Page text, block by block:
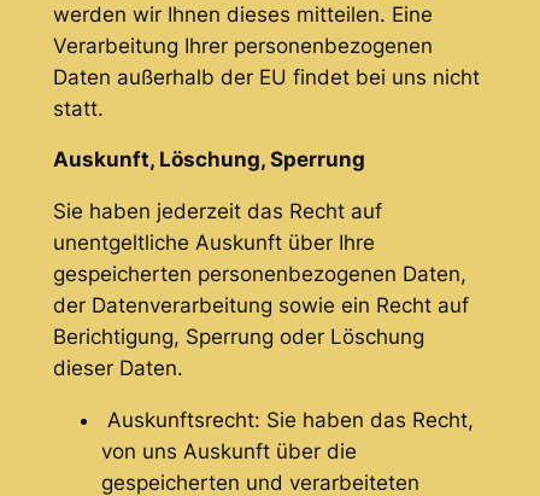
werden wir Ihnen dieses mitteilen. Eine
Verarbeitung Ihrer personenbezogenen
Daten außerhalb der EU findet bei uns nicht
statt.
Auskunft, Löschung, Sperrung
Sie haben jederzeit das Recht auf
unentgeltliche Auskunft über Ihre
gespeicherten personenbezogenen Daten,
der Datenverarbeitung sowie ein Recht auf
Berichtigung, Sperrung oder Löschung
dieser Daten.
Auskunftsrecht: Sie haben das Recht,
von uns Auskunft über die
gespeicherten und verarbeiteten